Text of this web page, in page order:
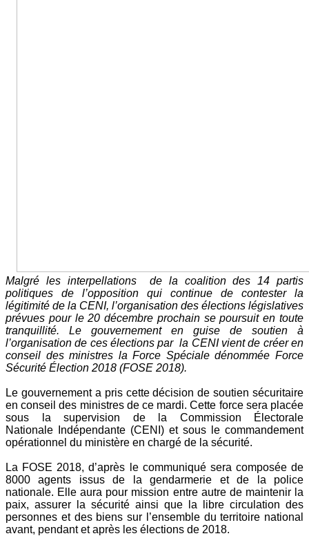
Malgré les interpellations
de la coalition des 14 partis
politiques de l’opposition qui continue de contester la
légitimité de la CENI, l’organisation des élections législatives
prévues pour le 20 décembre prochain se poursuit en toute
tranquillité. Le gouvernement en guise de soutien à
l’organisation de ces élections par la CENI vient de créer en
conseil des ministres la Force Spéciale dénommée Force
Sécurité Élection 2018 (FOSE 2018).
Le gouvernement a pris cette décision de soutien sécuritaire
en conseil des ministres de ce mardi. Cette force sera placée
sous la supervision de la Commission Électorale
Nationale
Indépendante (CENI) et sous le commandement
opérationnel du ministère en chargé de la sécurité.
La FOSE 2018, d’après le communiqué sera composée de
8000 agents issus de la gendarmerie et de la police
nationale. Elle aura pour mission entre autre de maintenir la
paix, assurer la sécurité ainsi que la libre circulation des
personnes et des biens sur l’ensemble du territoire national
avant, pendant et après les élections de 2018.